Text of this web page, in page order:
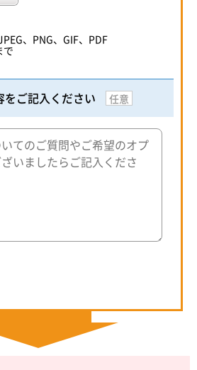
、PNG、GIF、PDF
で
をご記入ください 任意